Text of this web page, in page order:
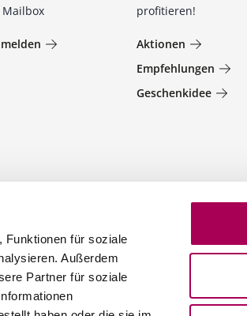
Funktionen für soziale
Außerdem
Partner für soziale
profitieren!
Aktionen
Empfehlungen
Geschenkidee